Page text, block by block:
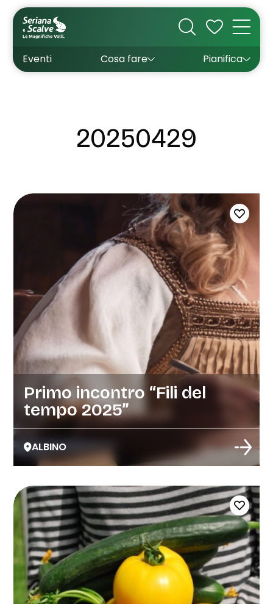
Eventi Cosa fare
Cultura
Outdoor
Pianifica
Dove dormire
Come arrivare
Come muoversi
Wishlist
20250429
Primo incontro “Fili del
tempo 2025”
ALBINO